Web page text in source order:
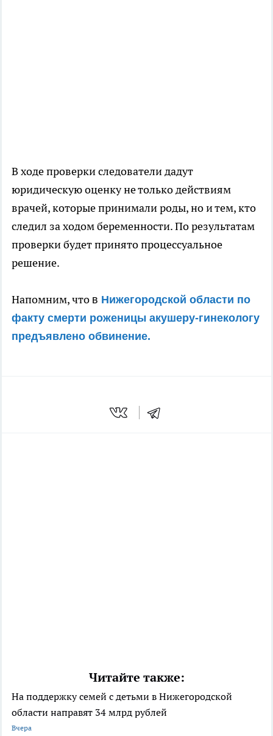
В ходе проверки следователи дадут
юридическую оценку не только действиям
врачей, которые принимали роды, но и тем, кто
следил за ходом беременности. По результатам
проверки будет принято процессуальное
решение.
Напомним, что в Нижегородской области по
факту смерти роженицы акушеру-гинекологу
предъявлено обвинение.
Читайте также:
На поддержку семей с детьми в Нижегородской
области направят 34 млрд рублей
Вчера